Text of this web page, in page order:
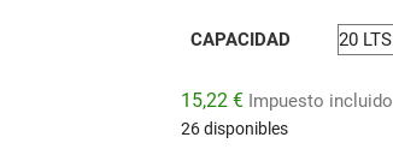
CAPACIDAD
15,22 € Impuesto incluido
26 disponibles